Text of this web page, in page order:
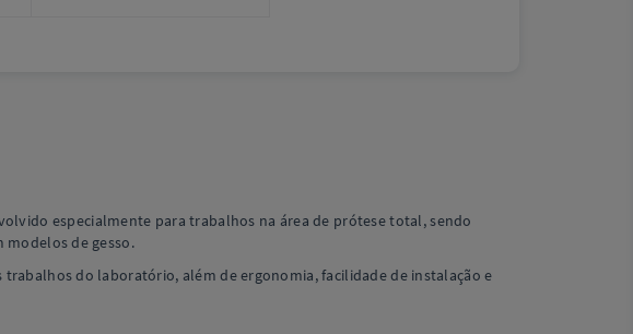
especialmente para trabalhos na área de prótese total, sendo
modelos de gesso.
do laboratório, além de ergonomia, facilidade de instalação e